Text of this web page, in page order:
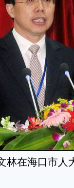
林在海口市人